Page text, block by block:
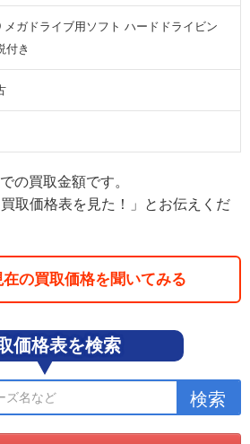
メガドライブ用ソフト ハードドライビン
付き
の買取金額です。
取価格表を見た！」とお伝えくだ
の買取価格を聞いてみる
価格表を検索